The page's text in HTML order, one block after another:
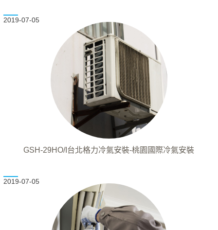
2019-07-05
GSH-29HO/I台北格力冷氣安裝-桃園國際冷氣安裝
2019-07-05